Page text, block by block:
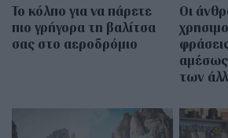
Το κόλπο για να πάρετε
πιο γρήγορα τη βαλίτσα
σας στο αεροδρόμιο
Οι
των